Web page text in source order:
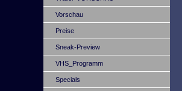
Vorschau
Preise
Sneak-Preview
VHS_Programm
Specials